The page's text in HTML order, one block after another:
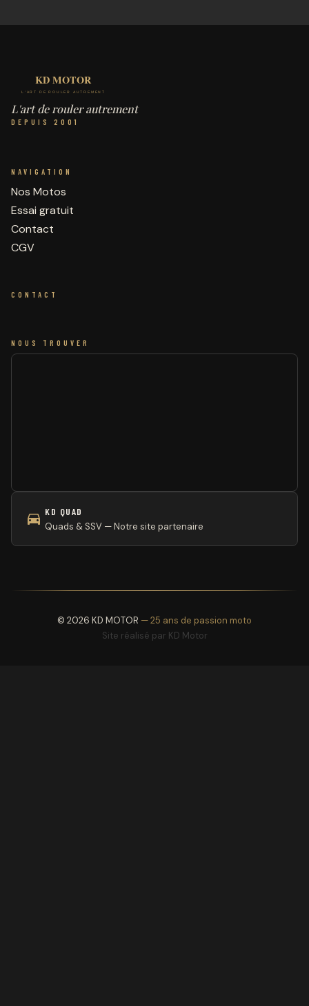
L'art de rouler autrement
DEPUIS 2001
NAVIGATION
Nos Motos
Essai gratuit
Contact
CGV
CONTACT
NOUS TROUVER
KD QUAD
Quads & SSV — Notre site partenaire
© 2026 KD MOTOR — 25 ans de passion moto
Site réalisé par KD Motor